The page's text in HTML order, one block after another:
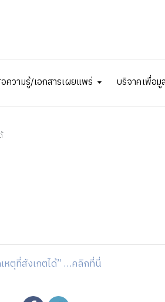
ความรู้/เอกสารเผยแพร่ บริจาคเพื่อมู
ตุที่สังเกตได้” …คลิกที่นี่